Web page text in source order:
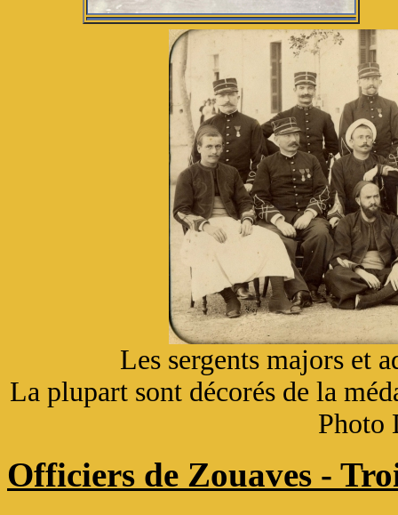
Les sergents majors et
La plupart sont décorés de la
Photo
Officiers de Zouaves -